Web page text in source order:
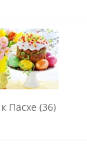
к Пасхе (36)